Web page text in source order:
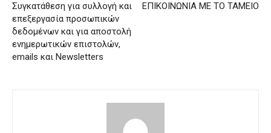
Συγκατάθεση για συλλογή και
επεξεργασία προσωπικών
δεδομένων και για αποστολή
ενημερωτικών επιστολών,
emails και Newsletters
ΕΠΙΚΟΙΝΩΝΙΑ ΜΕ ΤΟ ΤΑΜΕΙΟ